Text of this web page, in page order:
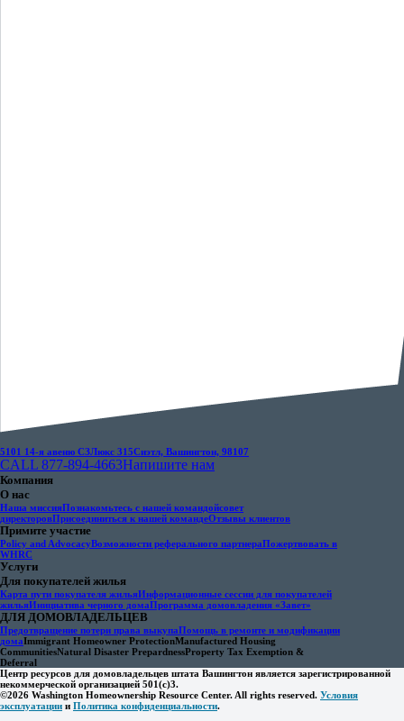
5101 14-я авеню СЗЛюкс 315Сиэтл, Вашингтон, 98107
CALL 877-894-4663Напишите нам
Компания
О нас
Наша миссияПознакомьтесь с нашей командойсовет
директоровПрисоединиться к нашей командеОтзывы клиентов
Примите участие
Policy and AdvocacyВозможности реферального партнераПожертвовать в
WHRC
Услуги
Для покупателей жилья
Карта пути покупателя жильяИнформационные сессии для покупателей
жильяИнициатива черного домаПрограмма домовладения «Завет»
ДЛЯ ДОМОВЛАДЕЛЬЦЕВ
Предотвращение потери права выкупаПомощь в ремонте и модификации
домаImmigrant Homeowner ProtectionManufactured Housing
CommunitiesNatural Disaster PrepardnessProperty Tax Exemption &
Deferral
Центр ресурсов для домовладельцев штата Вашингтон является зарегистрированной
некоммерческой организацией 501(c)3.
©2026 Washington Homeownership Resource Center. All rights reserved. Условия
эксплуатации и Политика конфиденциальности.